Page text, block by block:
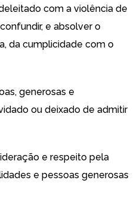
com a violência de
e absolver o
da cumplicidade com o
generosas e
ou deixado de admitir
e respeito pela
e pessoas generosas